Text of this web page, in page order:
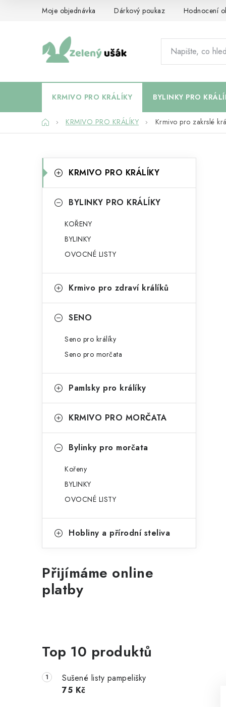
Moje objednávka Dárkový poukaz Hodnocení
KRMIVO PRO KRÁLÍKY BYLINKY PRO
DomůKRMIVO PRO KRÁLÍKY Krmivo pro zakrslé
P
o
n
n
e
kategorie
K
a
e
KRMIVO PRO KRÁLÍKY
BYLINKY PRO KRÁLÍKY
KOŘENY
BYLINKY
OVOCNÉ LISTY
Krmivo pro zdraví králíků
SENO
Seno pro králíky
Seno pro morčata
Pamlsky pro králíky
KRMIVO PRO MORČATA
Bylinky pro morčata
Kořeny
BYLINKY
OVOCNÉ LISTY
Hobliny a přírodní steliva
Přijímáme online
platby
Top 10 produktů
Sušené listy pampelišky
75 Kč